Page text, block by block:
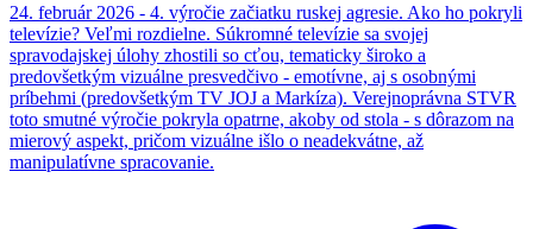
24. február 2026 - 4. výročie začiatku ruskej agresie. Ako ho pokryli
televízie? Veľmi rozdielne. Súkromné televízie sa svojej
spravodajskej úlohy zhostili so cťou, tematicky široko a
predovšetkým vizuálne presvedčivo - emotívne, aj s osobnými
príbehmi (predovšetkým TV JOJ a Markíza). Verejnoprávna STVR
toto smutné výročie pokryla opatrne, akoby od stola - s dôrazom na
mierový aspekt, pričom vizuálne išlo o neadekvátne, až
manipulatívne spracovanie.